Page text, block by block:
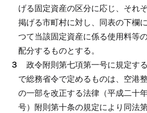
げる固定資産の区分に応じ、それ
掲げる市町村に対し、同表の下欄
つて当該固定資産に係る使用料等
配分するものとする。
３ 政令附則第七項第一号に規定す
で総務省令で定めるものは、空港
の一部を改正する法律（平成二十
号）附則第十条の規定により 同法